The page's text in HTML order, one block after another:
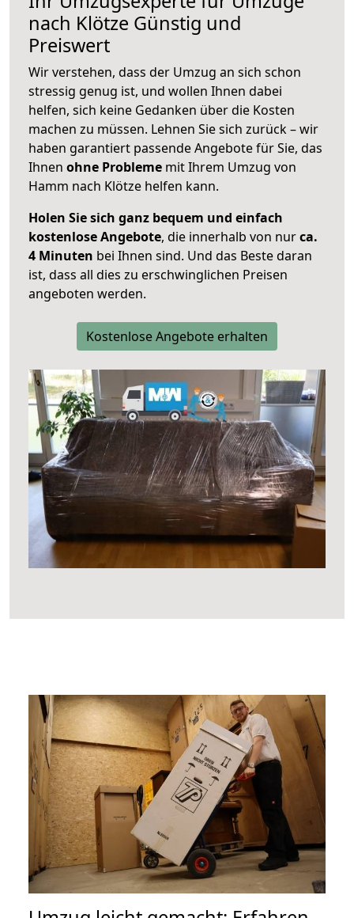
nach Klötze Günstig und
Preiswert
Wir verstehen, dass der Umzug an sich schon
stressig genug ist, und wollen Ihnen dabei
helfen, sich keine Gedanken über die Kosten
machen zu müssen. Lehnen Sie sich zurück – wir
haben garantiert passende Angebote für Sie, das
Ihnen ohne Probleme mit Ihrem Umzug von
Hamm nach Klötze helfen kann.
Holen Sie sich ganz bequem und einfach
kostenlose Angebote, die innerhalb von nurca.
4 Minuten bei Ihnen sind. Und das Beste daran
ist, dass all dies zu erschwinglichen Preisen
angeboten werden.
Kostenlose Angebote erhalten